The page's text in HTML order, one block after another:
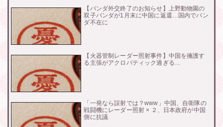
【パンダ外交終了のお知らせ】上野動物園の
双子パンダが1月末に中国に返還…国内でパン
ダ不在に
【火器管制レーダー照射事件】中国を擁護す
る主張がアクロバティック過ぎる…
「一発なら誤射では？www」中国、自衛隊の
戦闘機にレーダー照射 × ２、日本政府が中国
側に抗議